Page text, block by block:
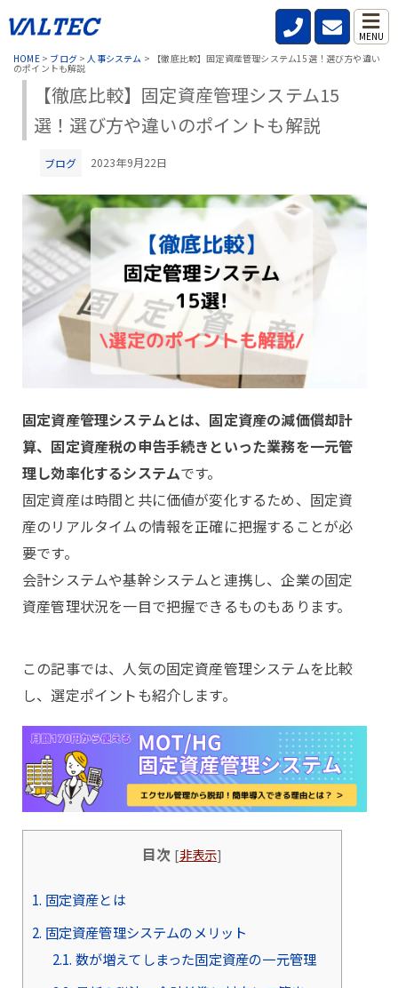
MENU
HOME> ブログ>人事システム > 【徹底比較】固定資産管理システム15選！選び方や違い
のポイントも解説
【徹底比較】固定資産管理システム15
選！選び方や違いのポイントも解説
ブログ 2023年9月22日
固定資産管理システムとは、固定資産の減価償却計
算、固定資産税の申告手続きといった業務を一元管
理し効率化するシステムです。
固定資産は時間と共に価値が変化するため、固定資
産のリアルタイムの情報を正確に把握することが必
要です。
会計システムや基幹システムと連携し、企業の固定
資産管理状況を一目で把握できるものもあります。
この記事では、人気の固定資産管理システムを比較
し、選定ポイントも紹介します。
目次 [非表示]
1. 固定資産とは
2. 固定資産管理システムのメリット
2.1. 数が増えてしまった固定資産の一元管理